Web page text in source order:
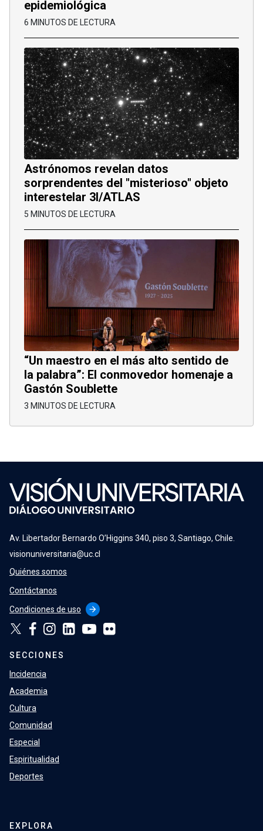
epidemiológica
6 MINUTOS DE LECTURA
Astrónomos revelan datos
sorprendentes del "misterioso" objeto
interestelar 3I/ATLAS
5 MINUTOS DE LECTURA
“Un maestro en el más alto sentido de
la palabra”: El conmovedor homenaje a
Gastón Soublette
3 MINUTOS DE LECTURA
Av. Libertador Bernardo O’Higgins 340, piso 3, Santiago, Chile.
visionuniversitaria@uc.cl
Quiénes somos
Contáctanos
Condiciones de uso
arrow_forward
SECCIONES
Incidencia
Academia
Cultura
Comunidad
Especial
Espiritualidad
Deportes
EXPLORA